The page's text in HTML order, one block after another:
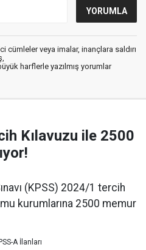
cümleler veya imalar, inançlara saldırı
harflerle yazılmış yorumlar
Kılavuzu ile 2500
(KPSS) 2024/1 tercih
kurumlarına 2500 memur
A İlanları